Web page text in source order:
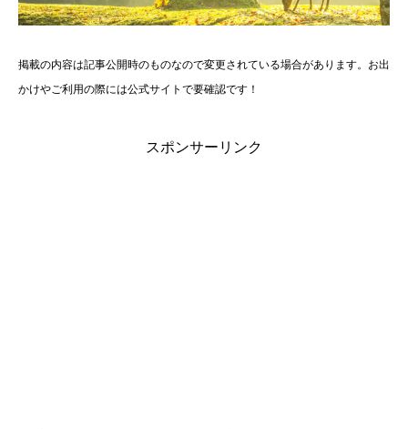
掲載の内容は記事公開時のものなので変更されている場合があります。お出
かけやご利用の際には公式サイトで要確認です！
スポンサーリンク